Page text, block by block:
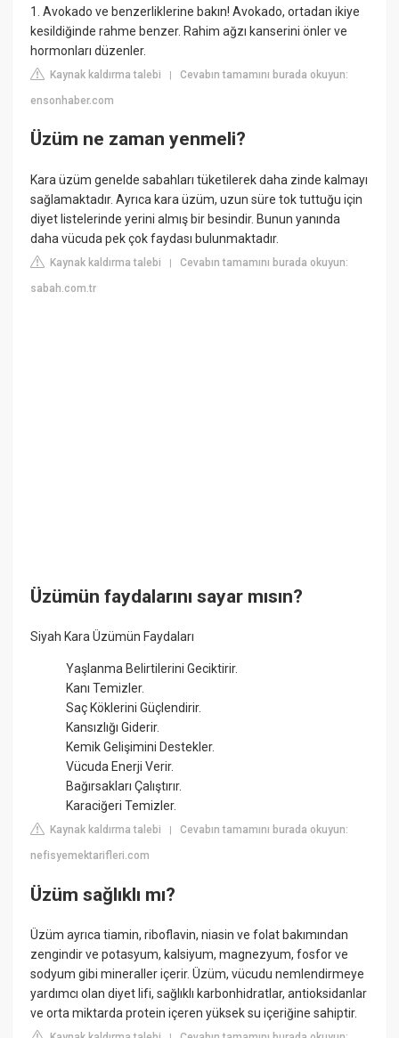
1. Avokado ve benzerliklerine bakın! Avokado, ortadan ikiye
kesildiğinde rahme benzer. Rahim ağzı kanserini önler ve
hormonları düzenler.
Kaynak kaldırma talebi |Cevabın tamamını burada okuyun:
ensonhaber.com
Üzüm ne zaman yenmeli?
Kara üzüm genelde sabahları tüketilerek daha zinde kalmayı
sağlamaktadır. Ayrıca kara üzüm, uzun süre tok tuttuğu için
diyet listelerinde yerini almış bir besindir. Bunun yanında
daha vücuda pek çok faydası bulunmaktadır.
Kaynak kaldırma talebi |Cevabın tamamını burada okuyun:
sabah.com.tr
Üzümün faydalarını sayar mısın?
Siyah Kara Üzümün Faydaları
Yaşlanma Belirtilerini Geciktirir.
Kanı Temizler.
Saç Köklerini Güçlendirir.
Kansızlığı Giderir.
Kemik Gelişimini Destekler.
Vücuda Enerji Verir.
Bağırsakları Çalıştırır.
Karaciğeri Temizler.
Kaynak kaldırma talebi |Cevabın tamamını burada okuyun:
nefisyemektarifleri.com
Üzüm sağlıklı mı?
Üzüm ayrıca tiamin, riboflavin, niasin ve folat bakımından
zengindir ve potasyum, kalsiyum, magnezyum, fosfor ve
sodyum gibi mineraller içerir. Üzüm, vücudu nemlendirmeye
yardımcı olan diyet lifi, sağlıklı karbonhidratlar, antioksidanlar
ve orta miktarda protein içeren yüksek su içeriğine sahiptir.